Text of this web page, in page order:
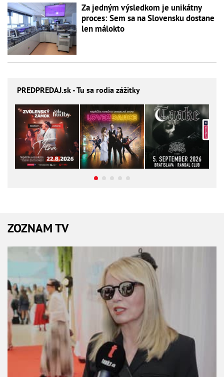
Za jedným výsledkom je unikátny
proces: Sem sa na Slovensku dostane
len málokto
PREDPREDAJ.sk - Tu sa rodia zážitky
ZOZNAM TV